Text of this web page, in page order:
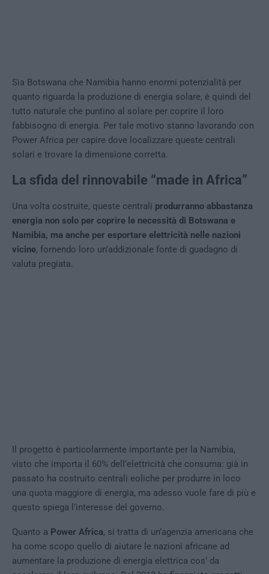
Sia Botswana che Namibia hanno enormi potenzialità per
quanto riguarda la produzione di energia solare, è quindi del
tutto naturale che puntino al solare per coprire il loro
fabbisogno di energia. Per tale motivo stanno lavorando con
Power Africa per capire dove localizzare queste centrali
solari e trovare la dimensione corretta.
La sfida del rinnovabile “made in Africa”
Una volta costruite, queste centrali produrranno abbastanza
energia non solo per coprire le necessità di Botswana e
Namibia, ma anche per esportare elettricità nelle nazioni
vicine, fornendo loro un’addizionale fonte di guadagno di
valuta pregiata.
Il progetto è particolarmente importante per la Namibia,
visto che importa il 60% dell’elettricità che consuma: già in
passato ha costruito centrali eoliche per produrre in loco
una quota maggiore di energia, ma adesso vuole fare di più e
questo spiega l’interesse del governo.
Quanto a Power Africa, si tratta di un’agenzia americana che
ha come scopo quello di aiutare le nazioni africane ad
aumentare la produzione di energia elettrica cos’ da